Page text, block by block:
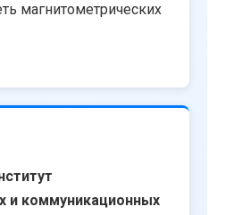
магнитометрических
и коммуникационных